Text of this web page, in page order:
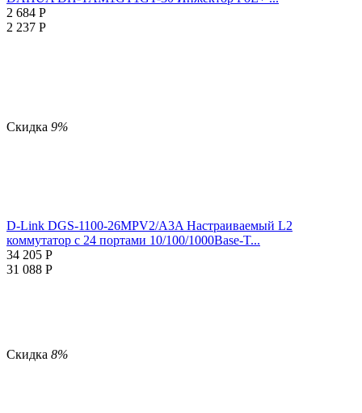
2 684 Р
2 237 Р
Скидка 9%
D-Link DGS-1100-26MPV2/A3A Настраиваемый L2
коммутатор с 24 портами 10/100/1000Base-T...
34 205 Р
31 088 Р
Скидка 8%